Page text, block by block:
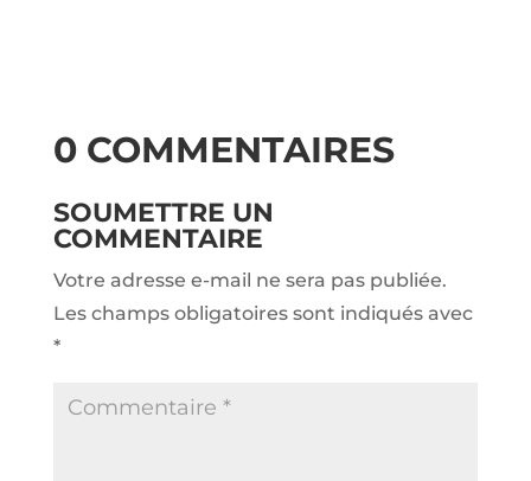
0 COMMENTAIRES
SOUMETTRE UN
COMMENTAIRE
Votre adresse e-mail ne sera pas publiée.
Les champs obligatoires sont indiqués avec
*